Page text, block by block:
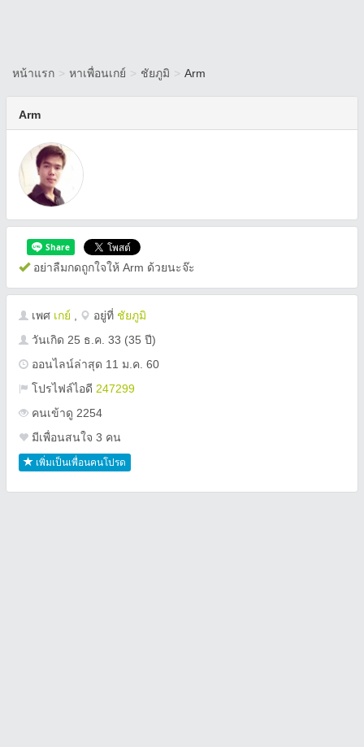
หน้าแรก > หาเพื่อนเกย์ > ชัยภูมิ > Arm
Arm
อย่าลืมกดถูกใจให้ Arm ด้วยนะจ๊ะ
เพศ เกย์ อยู่ที่ ชัยภูมิ
วันเกิด 25 ธ.ค. 33 (35 ปี)
ออนไลน์ล่าสุด 11 ม.ค. 60
โปรไฟล์ไอดี 247299
คนเข้าดู 2254
มีเพื่อนสนใจ 3 คน
เพิ่มเป็นเพื่อนคนโปรด